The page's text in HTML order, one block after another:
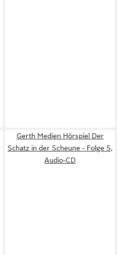
Gerth Medien Hörspiel Der
Schatz in der Scheune - Folge 5,
Audio-CD